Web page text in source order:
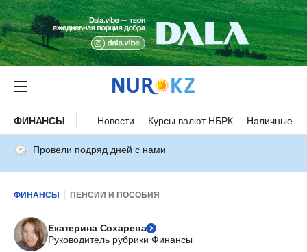
ФИНАНСЫ Новости Курсы валют НБРК Наличные
Провели подряд дней с нами
ФИНАНСЫ ПЕНСИИ И ПОСОБИЯ
Екатерина Сохарева
Руководитель рубрики Финансы